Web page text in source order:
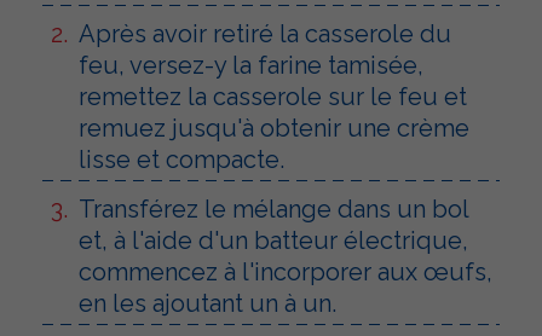
Après avoir retiré la casserole du
feu, versez-y la farine tamisée,
remettez la casserole sur le feu et
remuez jusqu'à obtenir une crème
lisse et compacte.
Transférez le mélange dans un bol
et, à l'aide d'un batteur électrique,
commencez à l'incorporer aux œufs,
en les ajoutant un à un.